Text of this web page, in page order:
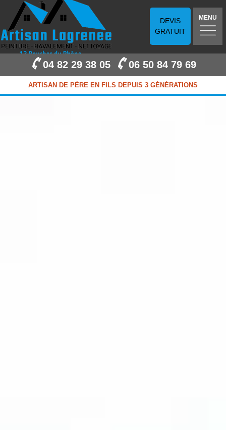
DEVIS
GRATUIT
MENU
04 82 29 38 05 06 50 84 79 69
ARTISAN DE PÈRE EN FILS DEPUIS 3 GÉNÉRATIONS